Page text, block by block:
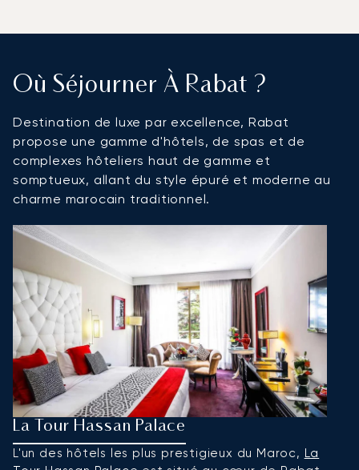
Où Séjourner À Rabat ?
Destination de luxe par excellence, Rabat
propose une gamme d'hôtels, de spas et de
complexes hôteliers haut de gamme et
somptueux, allant du style épuré et moderne au
charme marocain traditionnel.
La Tour Hassan Palace
L'un des hôtels les plus prestigieux du Maroc, La